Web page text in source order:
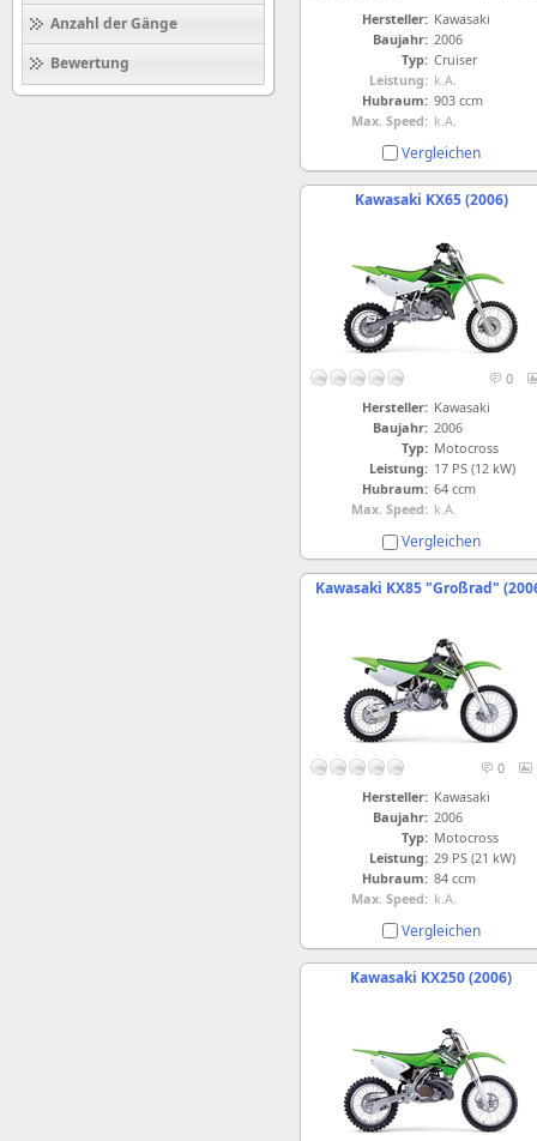
Anzahl der Gänge
Bewertung
Hersteller: Kawasaki
Baujahr: 2006
Typ: Cruiser
Leistung: k.A.
Hubraum: 903 ccm
Max. Speed: k.A.
Vergleichen
Kawasaki KX65 (2006)
0
Hersteller: Kawasaki
Baujahr: 2006
Typ: Motocross
Leistung: 17 PS (12 kW)
Hubraum: 64 ccm
Max. Speed: k.A.
Vergleichen
Kawasaki KX85 "Großrad"
0
Hersteller: Kawasaki
Baujahr: 2006
Typ: Motocross
Leistung: 29 PS (21 kW)
Hubraum: 84 ccm
Max. Speed: k.A.
Vergleichen
Kawasaki KX250 (2006)